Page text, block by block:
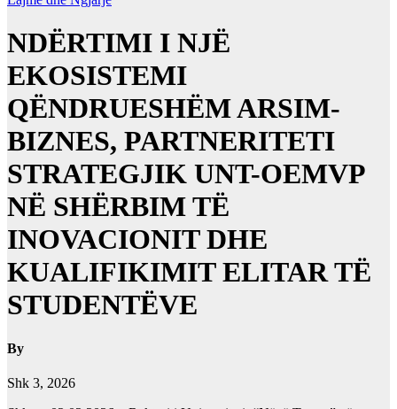
NDËRTIMI I NJË
EKOSISTEMI
QËNDRUESHËM ARSIM-
BIZNES, PARTNERITETI
STRATEGJIK UNT-OEMVP
NË SHËRBIM TË
INOVACIONIT DHE
KUALIFIKIMIT ELITAR TË
STUDENTËVE
By
Shk 3, 2026